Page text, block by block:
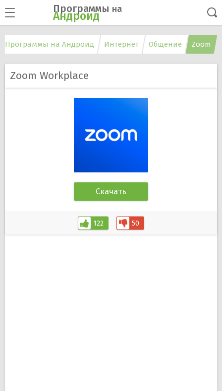
Программы на
Андроид
Программы на Андроид Интернет Общение Zoom
Zoom Workplace
Скачать
122 50